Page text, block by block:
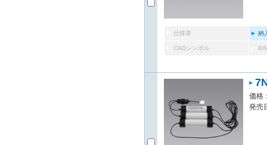
仕様表 納
CADシンボル
価格
発売